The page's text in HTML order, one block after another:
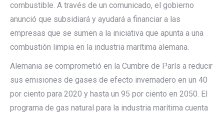
combustible. A través de un comunicado, el gobierno
anunció que subsidiará y ayudará a financiar a las
empresas que se sumen a la iniciativa que apunta a una
combustión limpia en la industria marítima alemana.
Alemania se comprometió en la Cumbre de París a reducir
sus emisiones de gases de efecto invernadero en un 40
por ciento para 2020 y hasta un 95 por ciento en 2050. El
programa de gas natural para la industria marítima cuenta